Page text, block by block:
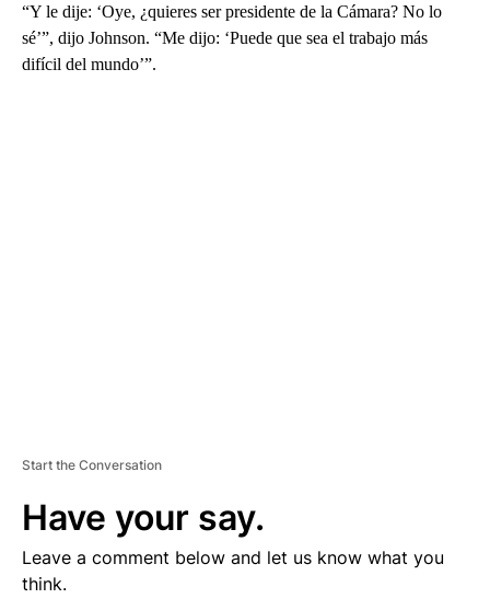
“Y le dije: ‘Oye, ¿quieres ser presidente de la Cámara? No lo
sé’”, dijo Johnson. “Me dijo: ‘Puede que sea el trabajo más
difícil del mundo’”.
Start the Conversation
Have your say.
Leave a comment below and let us know what you
think.